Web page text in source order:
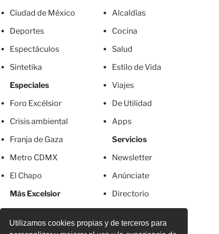
Utilizamos cookies propias y de terceros para
Ciudad de México
Deportes
Espectáculos
Sintetika
Especiales
Foro Excélsior
Crisis ambiental
Franja de Gaza
Metro CDMX
El Chapo
Más Excelsior
Alcaldías
Cocina
Salud
Estilo de Vida
Viajes
De Utilidad
Apps
Servicios
Newsletter
Anúnciate
Directorio